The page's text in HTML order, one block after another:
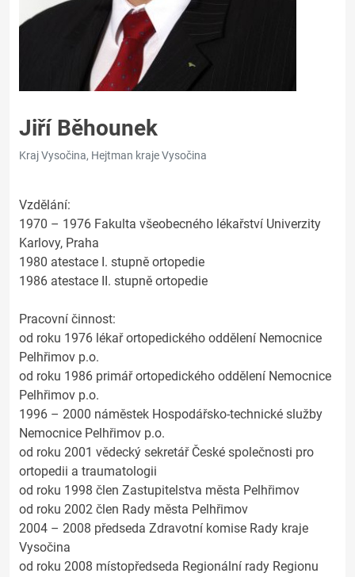
Jiří Běhounek
Kraj Vysočina, Hejtman kraje Vysočina
Vzdělání:
1970 – 1976 Fakulta všeobecného lékařství Univerzity
Karlovy, Praha
1980 atestace I. stupně ortopedie
1986 atestace II. stupně ortopedie
Pracovní činnost:
od roku 1976 lékař ortopedického oddělení Nemocnice
Pelhřimov p.o.
od roku 1986 primář ortopedického oddělení Nemocnice
Pelhřimov p.o.
1996 – 2000 náměstek Hospodářsko-technické služby
Nemocnice Pelhřimov p.o.
od roku 2001 vědecký sekretář České společnosti pro
ortopedii a traumatologii
od roku 1998 člen Zastupitelstva města Pelhřimov
od roku 2002 člen Rady města Pelhřimov
2004 – 2008 předseda Zdravotní komise Rady kraje
Vysočina
od roku 2008 místopředseda Regionální rady Regionu